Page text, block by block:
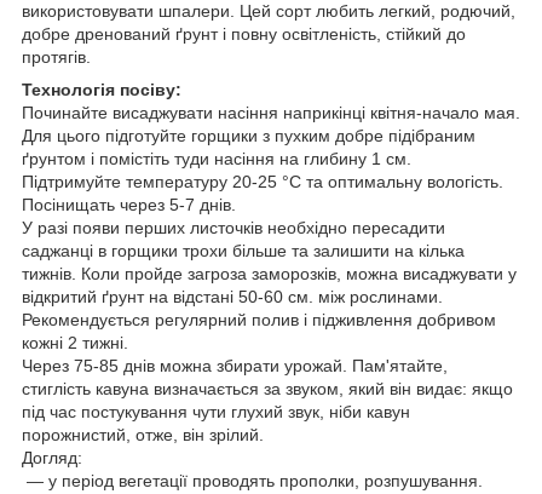
використовувати шпалери. Цей сорт любить легкий, родючий,
добре дренований ґрунт і повну освітленість, стійкий до
протягів.
Технологія посіву:
Починайте висаджувати насіння наприкінці квітня-начало мая.
Для цього підготуйте горщики з пухким добре підібраним
ґрунтом і помістіть туди насіння на глибину 1 см.
Підтримуйте температуру 20-25 °C та оптимальну вологість.
Посінищать через 5-7 днів.
У разі появи перших листочків необхідно пересадити
саджанці в горщики трохи більше та залишити на кілька
тижнів. Коли пройде загроза заморозків, можна висаджувати у
відкритий ґрунт на відстані 50-60 см. між рослинами.
Рекомендується регулярний полив і підживлення добривом
кожні 2 тижні.
Через 75-85 днів можна збирати урожай. Пам'ятайте,
стиглість кавуна визначається за звуком, який він видає: якщо
під час постукування чути глухий звук, ніби кавун
порожнистий, отже, він зрілий.
Догляд:
— у період вегетації проводять прополки, розпушування.